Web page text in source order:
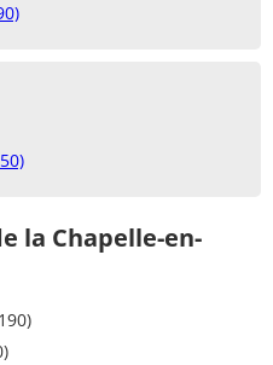
la Chapelle-en-